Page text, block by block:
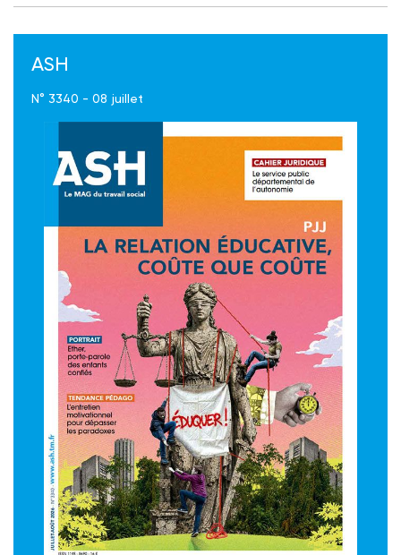
ASH
N° 3340 - 08 juillet